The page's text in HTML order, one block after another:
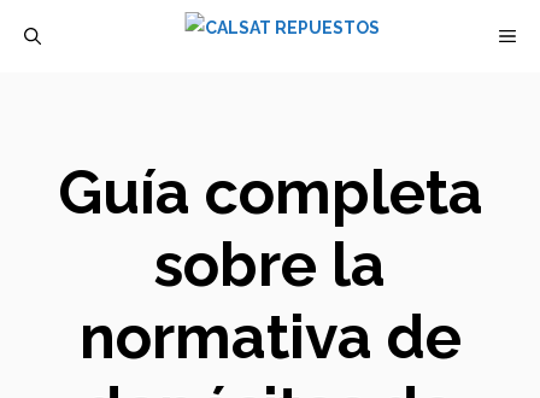
Guía completa
sobre la
normativa de